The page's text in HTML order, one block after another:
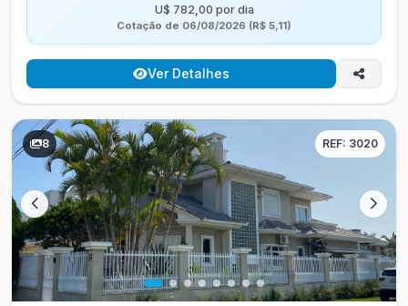
U$ 782,00 por dia
Cotação de 06/08/2026 (R$ 5,11)
Ver Detalhes
REF: 3020
8